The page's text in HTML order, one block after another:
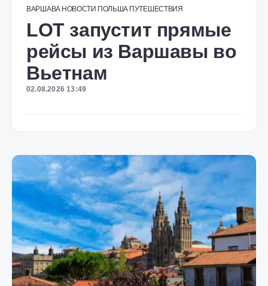
ВАРШАВА НОВОСТИ ПОЛЬША ПУТЕШЕСТВИЯ
LOT запустит прямые
рейсы из Варшавы во
Вьетнам
02.08.2026 13:49